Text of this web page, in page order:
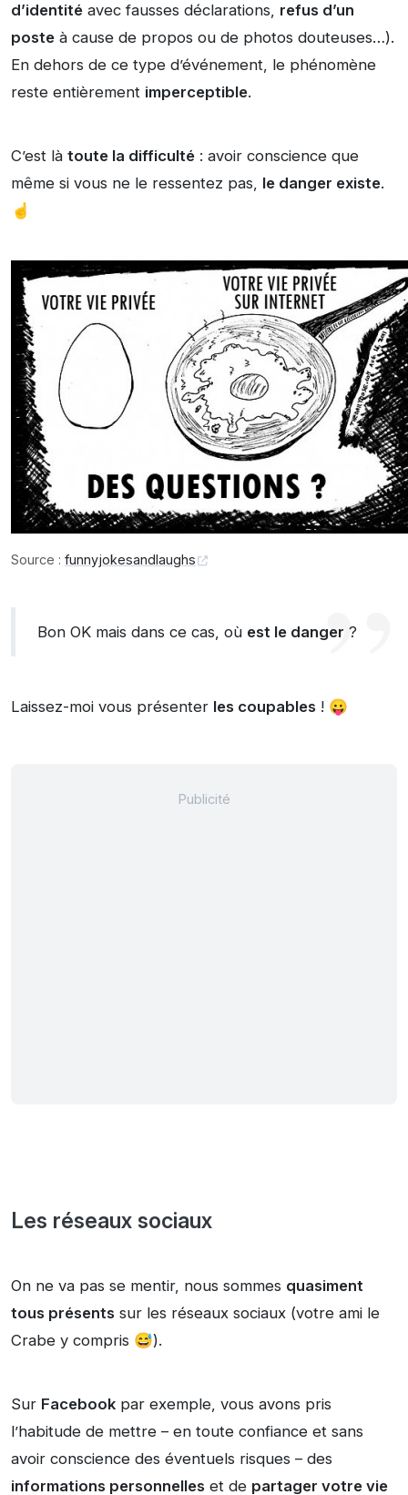
d’identité avec fausses déclarations, refus d’un
poste à cause de propos ou de photos douteuses…).
En dehors de ce type d’événement, le phénomène
reste entièrement imperceptible.
C’est là toute la difficulté : avoir conscience que
même si vous ne le ressentez pas, le danger existe.
☝️
Source : funnyjokesandlaughs
Bon OK mais dans ce cas, où est le danger ?
Laissez-moi vous présenter les coupables ! 😛
Les réseaux sociaux
On ne va pas se mentir, nous sommes quasiment
tous présents sur les réseaux sociaux (votre ami le
Crabe y compris 😅).
Sur Facebook par exemple, vous avons pris
l’habitude de mettre – en toute confiance et sans
avoir conscience des éventuels risques – des
informations personnelles et de partager votre vie